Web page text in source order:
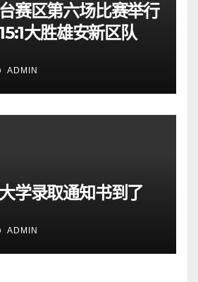
赛区第六场比赛举行
大胜雄安新区队
ADMIN
学录取通知书到了
ADMIN